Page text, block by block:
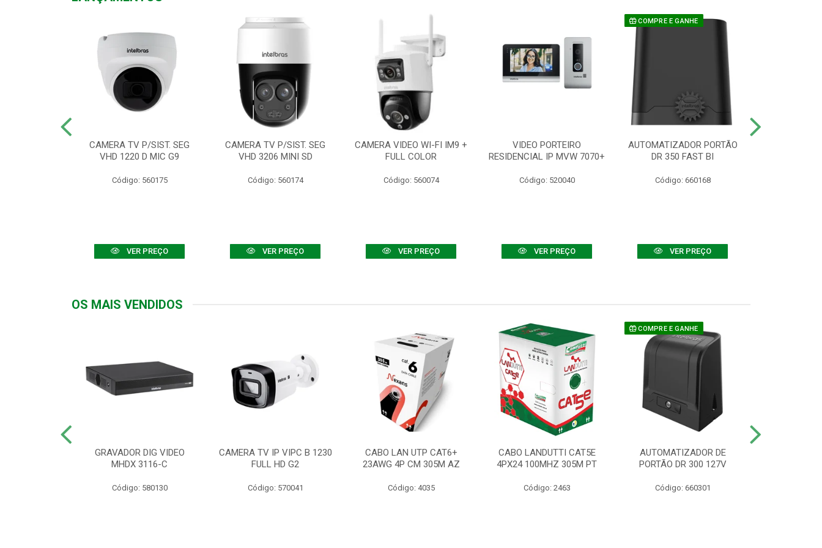
CAMERA TV P/SIST. SEG
VHD 1220 D MIC G9
Código: 560175
VER PREÇO
CAMERA TV P/SIST. SEG
VHD 3206 MINI SD
Código: 560174
VER PREÇO
CAMERA VIDEO WI-FI IM9 +
FULL COLOR
Código: 560074
VER PREÇO
VIDEO PORTEIRO
RESIDENCIAL IP MVW 7070+
Código: 520040
VER PREÇO
COMPRE E GANHE
AUTOMATIZADOR PORTÃO
DR 350 FAST BI
Código: 660168
VER PREÇO
OS MAIS VENDIDOS
GRAVADOR DIG VIDEO
MHDX 3116-C
Código: 580130
CAMERA TV IP VIPC B 1230
FULL HD G2
Código: 570041
CABO LAN UTP CAT6+
23AWG 4P CM 305M AZ
Código: 4035
CABO LANDUTTI CAT5E
4PX24 100MHZ 305M PT
Código: 2463
COMPRE E GANHE
AUTOMATIZADOR DE
PORTÃO DR 300 127V
Código: 660301